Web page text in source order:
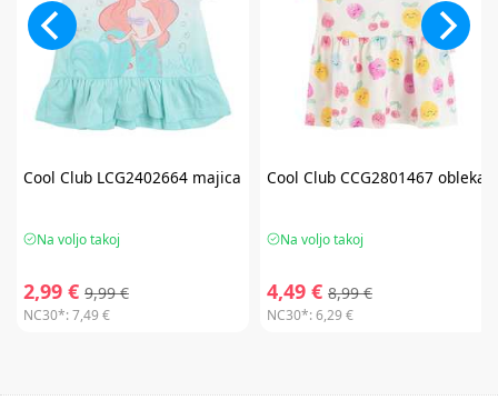
Cool ClubLCG2402664 majica
Na voljo takoj
2,99 € 9,99 €
NC30*:7,49 €
Cool ClubCCG2801467 obleka
Na voljo takoj
4,49 € 8,99 €
NC30*:6,29 €